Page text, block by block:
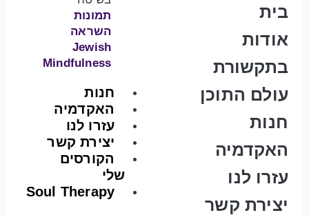
תמונות
השראה
Jewish
Mindfulness
חנות
האקדמיה
עזרו לנו
יצירת קשר
הקורסים
שלי
Soul Therapy
בית
אודות
בתקשורת
עולם התוכן
חנות
האקדמיה
עזרו לנו
יצירת קשר